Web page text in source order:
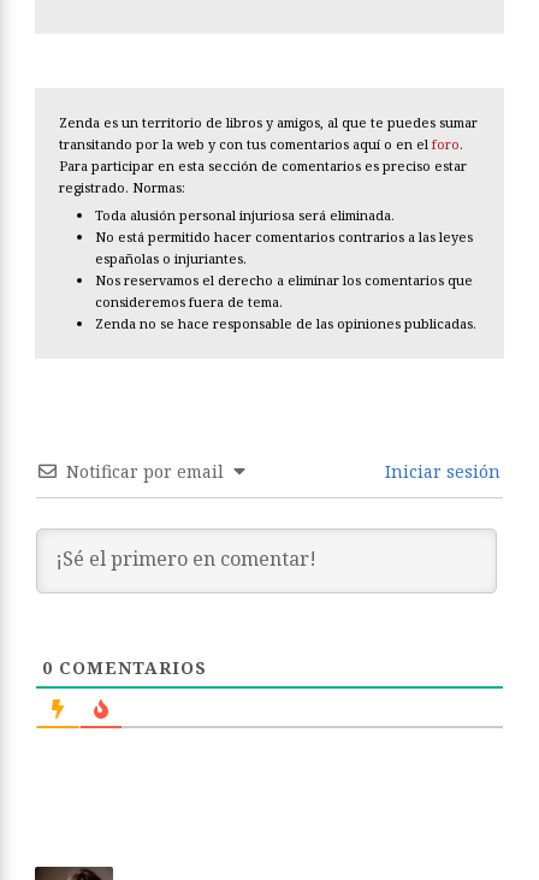
Zenda es un territorio de libros y amigos, al que te puedes sumar
transitando por la web y con tus comentarios aquí o en el foro.
Para participar en esta sección de comentarios es preciso estar
registrado. Normas:
Toda alusión personal injuriosa será eliminada.
No está permitido hacer comentarios contrarios a las leyes
españolas o injuriantes.
Nos reservamos el derecho a eliminar los comentarios que
consideremos fuera de tema.
Zenda no se hace responsable de las opiniones publicadas.
Notificar por email Iniciar sesión
0 COMENTARIOS